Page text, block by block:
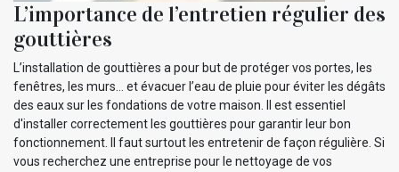
L’importance de l’entretien régulier des
gouttières
L’installation de gouttières a pour but de protéger vos portes, les
fenêtres, les murs… et évacuer l’eau de pluie pour éviter les dégâts
des eaux sur les fondations de votre maison. Il est essentiel
d'installer correctement les gouttières pour garantir leur bon
fonctionnement. Il faut surtout les entretenir de façon régulière. Si
vous recherchez une entreprise pour le nettoyage de vos